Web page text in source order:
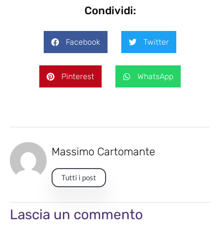
Condividi:
Facebook Twitter
Pinterest WhatsApp
Massimo Cartomante
Tutti i post
Lascia un commento